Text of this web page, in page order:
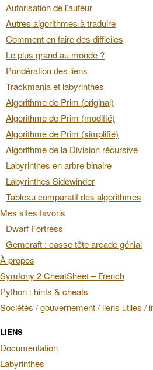
Autorisation de l’auteur
Autres algorithmes à traduire
Comment en faire des difficiles
Le plus grand au monde ?
Pondération des liens
Trackmania et labyrinthes
Algorithme de Prim (original)
Algorithme de Prim (modifié)
Algorithme de Prim (simplifié)
Algorithme de la Division récursive
Labyrinthes en arbre binaire
Labyrinthes Sidewinder
Tableau comparatif des algorithmes
Mes sites favoris
Dwarf Fortress
Gemcraft : casse tête arcade génial
À propos
Symfony 2 CheatSheet – French
Python : hints & cheats
Sociétés / gouvernement / liens utiles /
LIENS
Documentation
Labyrinthes